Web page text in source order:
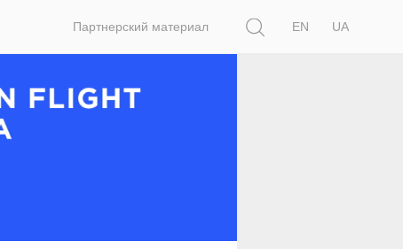
Партнерский материал
EN
UA